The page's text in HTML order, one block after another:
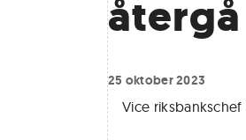
25 oktober 2023
Vice riksbankschef